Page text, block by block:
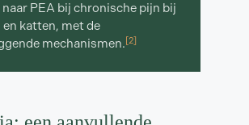
PEA bij chronische pijn bij
en katten, met de
mechanismen.[2]